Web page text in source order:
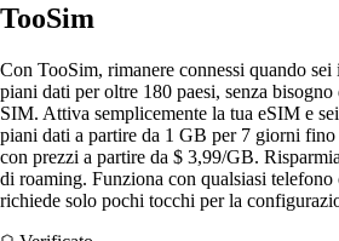
TooSim
Con TooSim, rimanere connessi quando
piani dati per oltre 180 paesi, senza
SIM. Attiva semplicemente la tua eSIM e
piani dati a partire da 1 GB per 7 giorni
con prezzi a partire da $ 3,99/GB.
di roaming. Funziona con qualsiasi
richiede solo pochi tocchi per la